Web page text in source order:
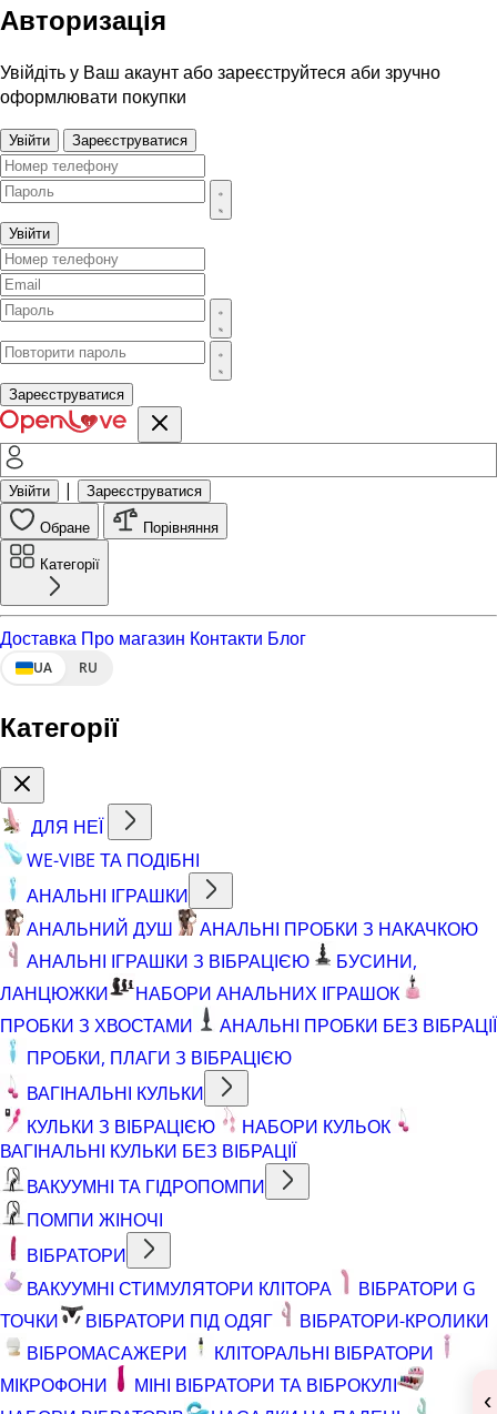
Авторизація
Увійдіть у Ваш акаунт або зареєструйтеся аби зручно
оформлювати покупки
Увійти Зареєструватися
Увійти
Зареєструватися
Увійти | Зареєструватися
Обране Порівняння
Категорії
Доставка Про магазин Контакти Блог
UA RU
Категорії
ДЛЯ НЕЇ
WE-VIBE ТА ПОДІБНІ
АНАЛЬНІ ІГРАШКИ
АНАЛЬНИЙ ДУШ
АНАЛЬНІ ПРОБКИ З НАКАЧКОЮ
АНАЛЬНІ ІГРАШКИ З ВІБРАЦІЄЮ
БУСИНИ,
ЛАНЦЮЖКИ
НАБОРИ АНАЛЬНИХ ІГРАШОК
ПРОБКИ З ХВОСТАМИ
АНАЛЬНІ ПРОБКИ БЕЗ ВІБРАЦІЇ
ПРОБКИ, ПЛАГИ З ВІБРАЦІЄЮ
ВАГІНАЛЬНІ КУЛЬКИ
КУЛЬКИ З ВІБРАЦІЄЮ
НАБОРИ КУЛЬОК
ВАГІНАЛЬНІ КУЛЬКИ БЕЗ ВІБРАЦІЇ
ВАКУУМНІ ТА ГІДРОПОМПИ
ПОМПИ ЖІНОЧІ
ВІБРАТОРИ
ВАКУУМНІ СТИМУЛЯТОРИ КЛІТОРА
ВІБРАТОРИ G
ТОЧКИ
ВІБРАТОРИ ПІД ОДЯГ
ВІБРАТОРИ-КРОЛИКИ
ВІБРОМАСАЖЕРИ
КЛІТОРАЛЬНІ ВІБРАТОРИ
МІКРОФОНИ
МІНІ ВІБРАТОРИ ТА ВІБРОКУЛІ
‹